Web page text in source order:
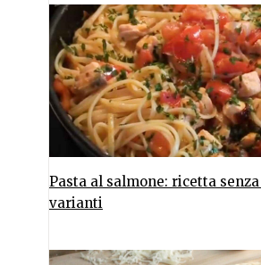
Pasta al salmone: ricetta
varianti